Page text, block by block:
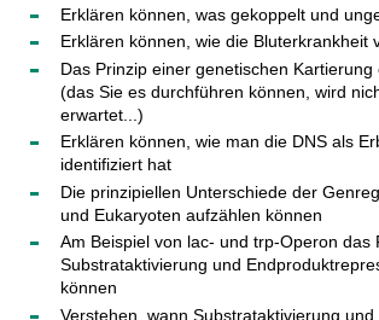
Erklären können, was gekoppelt und
Erklären können, wie die Bluterkrankheit
Das Prinzip einer genetischen
(das Sie es durchführen können, wird
erwartet...)
Erklären können, wie man die DNS als
identifiziert hat
Die prinzipiellen Unterschiede der
und Eukaryoten aufzählen können
Am Beispiel von lac- und trp-Operon das
Substrataktivierung und
können
Verstehen, wann Substrataktivierung und